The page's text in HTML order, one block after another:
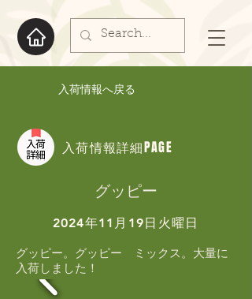
入荷情報へ戻る
入荷情報詳細PAGE
グッピー
2024年11月19日火曜日
グッピー。グッピー　ミックス。大量に
入荷しました！